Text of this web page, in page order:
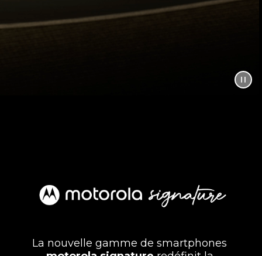
La nouvelle gamme de smartphones